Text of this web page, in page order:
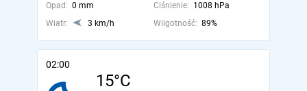
Opad: 0 mm Ciśnienie: 1008 hPa
Wiatr:
3 km/h Wilgotność: 89%
02:00
15°C